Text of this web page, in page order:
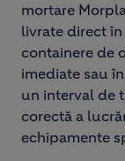
mortare
livrate direct
containere de
imediate sau
un interval de
corectă a
echipamente